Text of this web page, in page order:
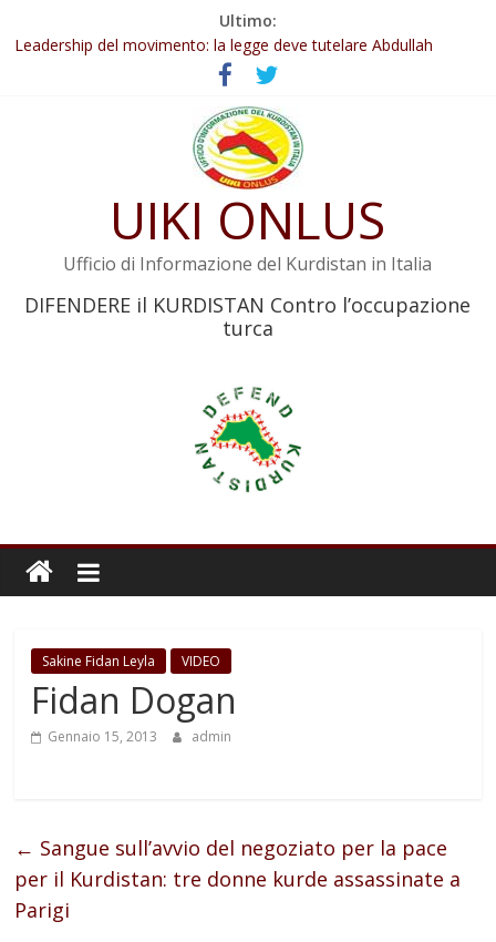
Ultimo:
Abdullah Öcalan: Le legge negativa deve essere trasformata in
legge positiva
Leadership del movimento: la legge deve tutelare Abdullah
Commissione donne del KNK: Şengal è di nuovo sotto minaccia
Non tenere conto della situazione di Rêber Apo ostacolerebbe
Il KNK chiede un’azione internazionale contro i crimini di guerra
UIKI ONLUS
Ufficio di Informazione del Kurdistan in Italia
DIFENDERE il KURDISTAN Contro l’occupazione
turca
Sakine Fidan Leyla VIDEO
Fidan Dogan
Gennaio 15, 2013 admin
← Sangue sull’avvio del negoziato per la pace
per il Kurdistan: tre donne kurde assassinate a
Parigi